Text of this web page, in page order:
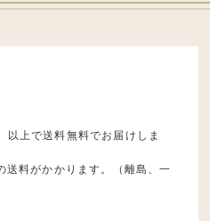
上で送料無料でお届けしま
料がかかります。（離島、一